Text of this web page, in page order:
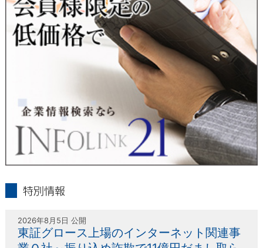
受付方法は、本人確認資料（運転免許証、パスポート何れかの
コピー）、「個人情報取扱申請書」「委任状」（代理人による
申請の場合のみ必要となります）を当社宛にお送り下さい。
＜個人情報保護に関するお問合せ・相談窓口＞
〒802-0004 北九州市小倉北区鍛冶町2丁目5-11（第一東経ビ
フリーダイヤル 0120-55-9986
受付時間 平日9：00～17：00
2026年8月5日 公開
東証グロース上場のインターネット関連事